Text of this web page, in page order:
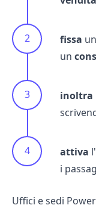
fissa un
un
inoltra
attiva l'
i
Uffici e sedi